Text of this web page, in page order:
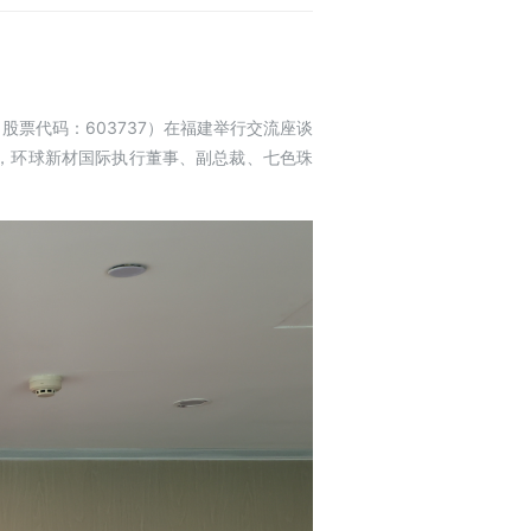
票代码：603737）在福建举行交流座谈
球新材国际执行董事、副总裁、七色珠